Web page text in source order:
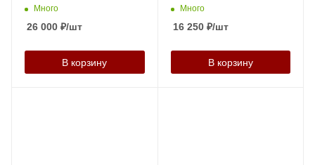
Много
26 000 ₽/шт
В корзину
Много
16 250₽/шт
В корзину